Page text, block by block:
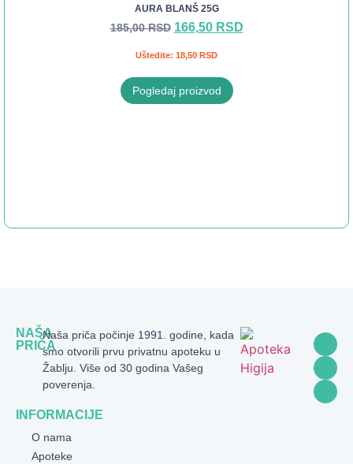
AURA BLANŠ 25G
185,00RSD 166,50 RSD
Uštedite: 18,50 RSD
Pogledaj proizvod
NAŠA
PRIČA
Naša priča počinje 1991. godine, kada
smo otvorili prvu privatnu apoteku u
Žablju. Više od 30 godina Vašeg
poverenja.
INFORMACIJE
O nama
Apoteke